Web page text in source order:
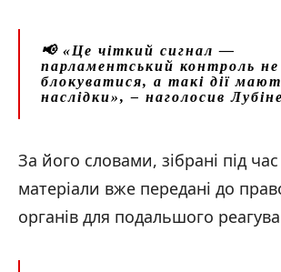
📢 «Це чіткий сигнал —
парламентський контроль
блокуватися, а такі дії
наслідки», – наголосив
За його словами, зібрані під
матеріали вже передані до
органів для подальшого